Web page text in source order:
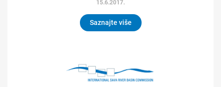
15.6.2017.
Saznajte više